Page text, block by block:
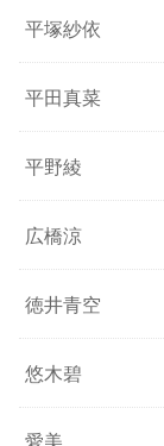
平塚紗依
平田真菜
平野綾
広橋涼
徳井青空
悠木碧